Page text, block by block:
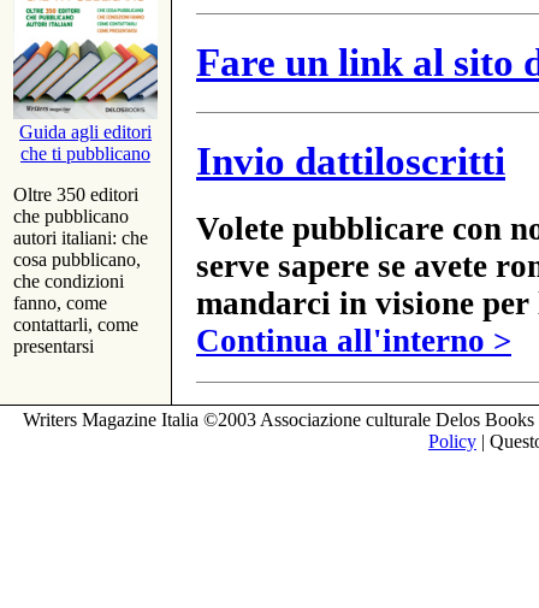
Guida agli editori
che ti pubblicano
Oltre 350 editori
che pubblicano
autori italiani: che
cosa pubblicano,
che condizioni
fanno, come
contattarli, come
presentarsi
Fare un link al sito
Invio dattiloscritti
Volete pubblicare con
serve sapere se avete
mandarci in visione
Continua all'interno >
Writers Magazine Italia ©2003 Associazione culturale Delos
Policy |